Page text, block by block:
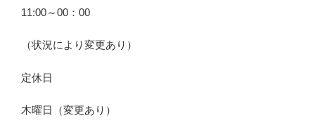
11:00～00：00
（状況により変更あり）
定休日
木曜日（変更あり）